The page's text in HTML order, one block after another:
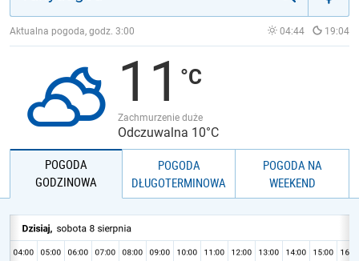
Aktualna pogoda, godz. 3:00 04:44 19:04
11
Zachmurzenie duże
Odczuwalna 10°C
POGODA
GODZINOWA
POGODA
DŁUGOTERMINOWA
POGODA NA
WEEKEND